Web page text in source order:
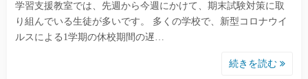
学習支援教室では、先週から今週にかけて、期末試験対策に取
り組んでいる生徒が多いです。 多くの学校で、新型コロナウイ
ルスによる1学期の休校期間の遅…
続きを読む